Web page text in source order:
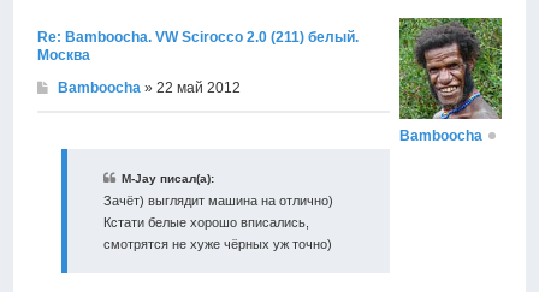
Re: Bamboocha. VW Scirocco 2.0 (211) белый.
Москва
Bamboocha » 22 май 2012
M-Jay писал(а):
Зачёт) выглядит машина на отлично)
Кстати белые хорошо вписались,
смотрятся не хуже чёрных уж точно)
Bamboocha